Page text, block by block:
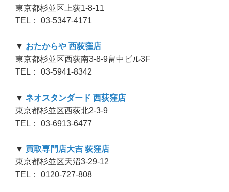
東京都杉並区上荻1-8-11
TEL： 03-5347-4171
▼ おたからや 西荻窪店
東京都杉並区西荻南3-8-9畠中ビル3F
TEL： 03-5941-8342
▼ ネオスタンダード 西荻窪店
東京都杉並区西荻北2-3-9
TEL： 03-6913-6477
▼ 買取専門店大吉 荻窪店
東京都杉並区天沼3-29-12
TEL： 0120-727-808